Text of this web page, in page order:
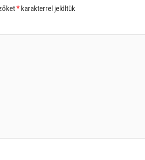
*karakterrel jelöltük